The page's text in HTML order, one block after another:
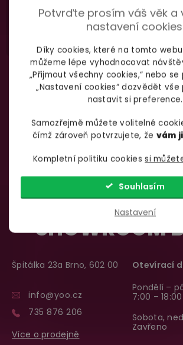
Potvrďte prosím váš věk a
nastavení
Díky cookies, které na tomto
můžeme lépe vyhodnocovat
„Přijmout všechny cookies,“ nebo
„Nastavení cookies“ dozvědět
nastavit si preference.
Samozřejmě můžete volitelné
čímž zároveň potvrzujete, že vám
Kompletní politiku cookiessi
Nastavení
Souhlasím
SHOWROOM
Špitálka 23a Brno, 602 00
info@yoo.cz
735 876 206
Více o prodejně
Otevírací
Pondělí –
7:00 – 18:00
Sobota,
Zavřeno